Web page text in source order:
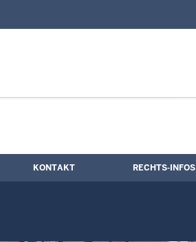
KONTAKT RECHTS-INFOS